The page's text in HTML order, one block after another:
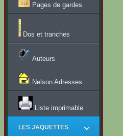
Pages de gardes
Dos et tranches
Auteurs
Nelson Adresses
Liste imprimable
LES JAQUETTES